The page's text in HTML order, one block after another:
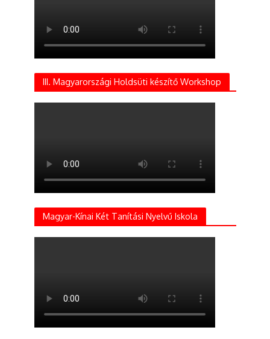
III. Magyarországi Holdsüti készítő Workshop
Magyar-Kínai Két Tanítási Nyelvű Iskola